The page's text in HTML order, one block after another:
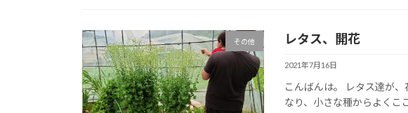
その他 レタス、開花
2021年7月16日
こんばんは。 レタス達が
なり、小さな種からよくこ